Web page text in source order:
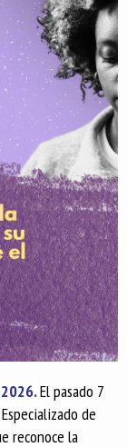
El pasado 7
de
reconoce la